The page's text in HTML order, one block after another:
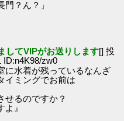
？ん？」
してVIPがお送りします[] 投
ID:n4K98/zw0
に水着が残っているなんざ
イミングでお前は
せるのですか？
』